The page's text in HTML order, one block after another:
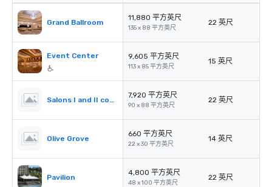
Grand Ballroom
11,880 平方英尺
135 x 88 平方英尺
22 英尺
Event Center 9,605 平方英尺
113 x 85 平方英尺
15 英尺
Salons I and II combined
7,920 平方英尺
90 x 88 平方英尺
22 英尺
Olive Grove
660 平方英尺
22 x 30 平方英尺
14 英尺
Pavilion
4,800 平方英尺
48 x 100 平方英尺
22 英尺